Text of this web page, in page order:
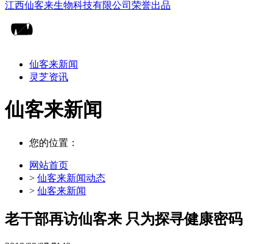
仙客来新闻
灵芝资讯
仙客来新闻
您的位置：
网站首页
> 仙客来新闻动态
> 仙客来新闻
老干部再访仙客来 只为探寻健康密码